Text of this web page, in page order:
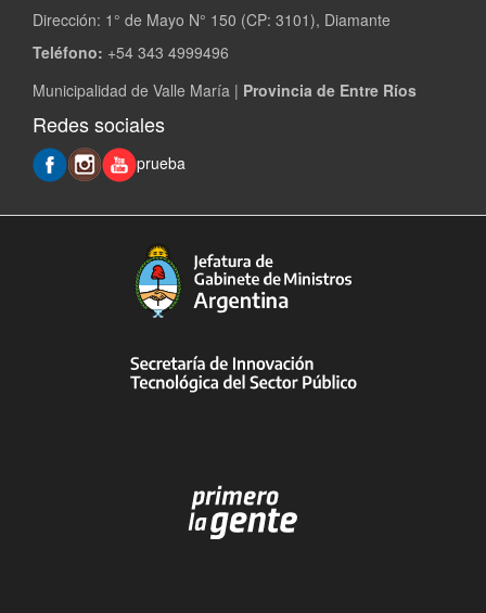
Dirección: 1° de Mayo N° 150 (CP: 3101), Diamante
Teléfono: +54 343 4999496
Municipalidad de Valle María | Provincia de Entre Ríos
Redes sociales
prueba